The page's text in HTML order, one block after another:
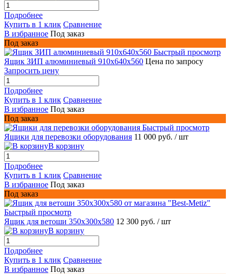
Подробнее
Купить в 1 клик Сравнение
В избранное Под заказ
Под заказ
Быстрый просмотр
Ящик ЗИП алюминиевый 910х640х560 Цена по запросу
Запросить цену
Подробнее
Купить в 1 клик Сравнение
В избранное Под заказ
Под заказ
Быстрый просмотр
Ящики для перевозки оборудования 11 000 руб. / шт
В корзину
Подробнее
Купить в 1 клик Сравнение
В избранное Под заказ
Под заказ
Быстрый просмотр
Ящик для ветоши 350х300х580 12 300 руб. / шт
В корзину
Подробнее
Купить в 1 клик Сравнение
В избранное Под заказ